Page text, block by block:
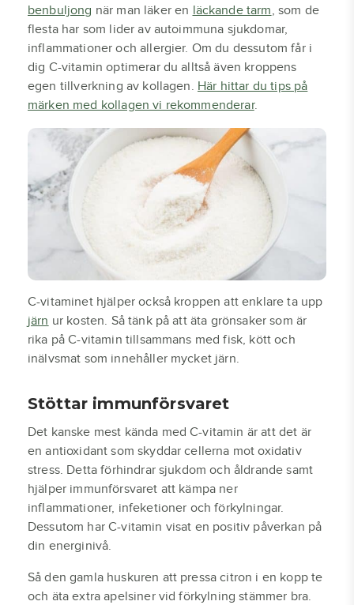
benbuljong när man läker en läckande tarm, som de
flesta har som lider av autoimmuna sjukdomar,
inflammationer och allergier. Om du dessutom får i
dig C-vitamin optimerar du alltså även kroppens
egen tillverkning av kollagen. Här hittar du tips på
märken med kollagen vi rekommenderar.
C-vitaminet hjälper också kroppen att enklare ta upp
järn ur kosten. Så tänk på att äta grönsaker som är
rika på C-vitamin tillsammans med fisk, kött och
inälvsmat som innehåller mycket järn.
Stöttar immunförsvaret
Det kanske mest kända med C-vitamin är att det är
en antioxidant som skyddar cellerna mot oxidativ
stress. Detta förhindrar sjukdom och åldrande samt
hjälper immunförsvaret att kämpa ner
inflammationer, infeketioner och förkylningar.
Dessutom har C-vitamin visat en positiv påverkan på
din energinivå.
Så den gamla huskuren att pressa citron i en kopp te
och äta extra apelsiner vid förkylning stämmer bra.